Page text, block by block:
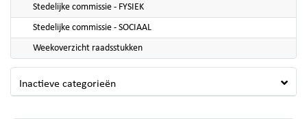
Stedelijke commissie - FYSIEK
Stedelijke commissie - SOCIAAL
Weekoverzicht raadsstukken
Inactieve categorieën